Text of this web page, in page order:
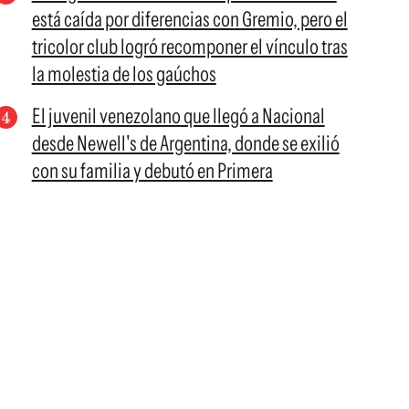
está caída por diferencias con Gremio, pero el
tricolor club logró recomponer el vínculo tras
la molestia de los gaúchos
El juvenil venezolano que llegó a Nacional
desde Newell's de Argentina, donde se exilió
con su familia y debutó en Primera